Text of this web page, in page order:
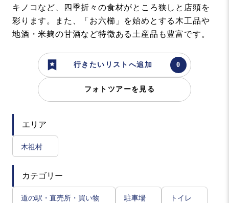
キノコなど、四季折々の食材がところ狭しと店頭を
彩ります。また、「お六櫛」を始めとする木工品や
地酒・米麹の甘酒など特徴ある土産品も豊富です。
行きたいリストへ追加
フォトツアーを見る
エリア
木祖村
カテゴリー
道の駅・直売所・買い物 駐車場 トイレ